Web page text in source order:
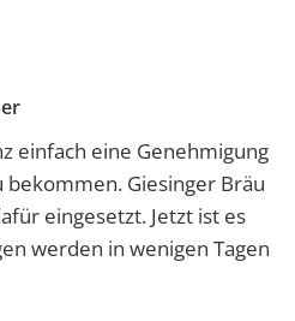
einfach eine Genehmigung
Giesinger Bräu
eingesetzt. Jetzt ist es
werden in wenigen Tagen